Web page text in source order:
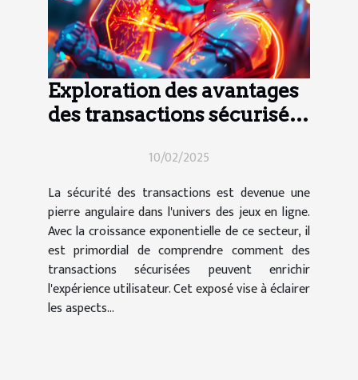
Exploration des avantages
des transactions sécurisées
10/02/2025
La sécurité des transactions est devenue une
pierre angulaire dans l'univers des jeux en ligne.
Avec la croissance exponentielle de ce secteur, il
est primordial de comprendre comment des
transactions sécurisées peuvent enrichir
l'expérience utilisateur. Cet exposé vise à éclairer
les aspects...